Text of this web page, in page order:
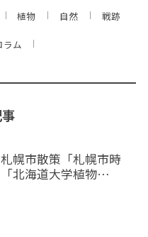
植物 自然 戦跡
ラム
幌市散策「札幌市時
北海道大学植物…